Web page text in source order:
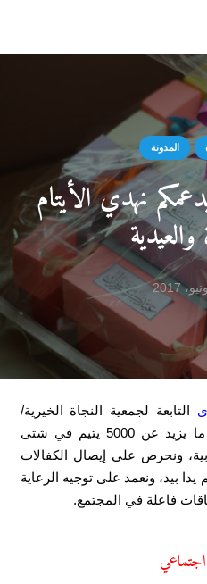
المدونة
نهدي الأيتام
التابعة لجمعية النجاة الخيرية/
محمد الهولي إن اللجنة تكفل ما يزيد عن 5000 يتيم في شتى
ونحرص على إيصال الكفالات
يدا بيد، ونعمد على توجيه الرعاية
فاعلة في المجتمع.